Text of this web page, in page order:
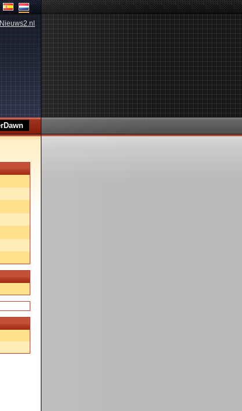
Nieuws2.nl